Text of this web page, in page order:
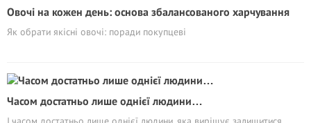
Овочі на кожен день: основа збалансованого харчування
Як обрати якісні овочі: поради покупцеві
Часом достатньо лише однієї людини…